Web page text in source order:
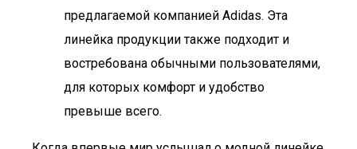
предлагаемой компанией Adidas. Эта
линейка продукции также подходит и
востребована обычными пользователями,
для которых комфорт и удобство
превыше всего.